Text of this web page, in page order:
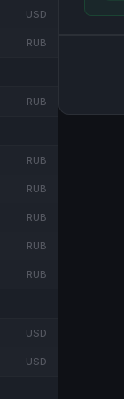
USD
RUB
RUB
RUB
RUB
RUB
RUB
RUB
USD
USD